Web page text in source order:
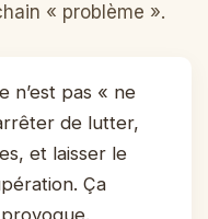
« problème ».
n’est pas « ne
de lutter,
et laisser le
Ça